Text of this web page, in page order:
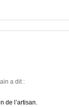
a dit :
de l’artisan.